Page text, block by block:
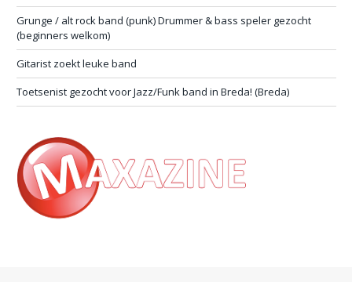
Grunge / alt rock band (punk) Drummer & bass speler gezocht
(beginners welkom)
Gitarist zoekt leuke band
Toetsenist gezocht voor Jazz/Funk band in Breda! (Breda)